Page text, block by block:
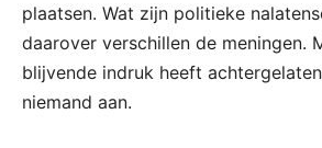
plaatsen. Wat zijn politieke
daarover verschillen de meningen.
blijvende indruk heeft
niemand aan.